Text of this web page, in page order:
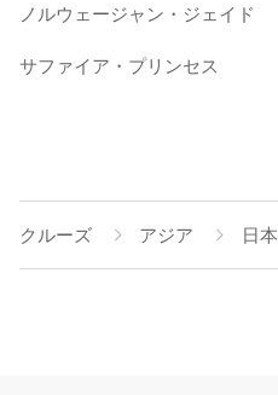
ノルウェージャン・ジェイド
サファイア・プリンセス
クルーズ アジア 日本